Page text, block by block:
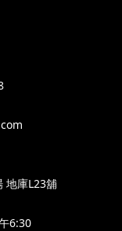
地庫L23舖
6:30